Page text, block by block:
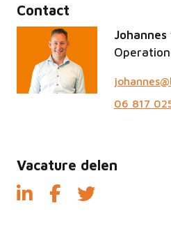
Contact
06 817
Vacature delen